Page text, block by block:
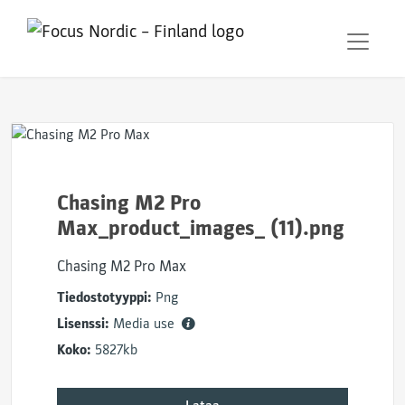
Chasing M2 Pro
Max_product_images_ (11).png
Chasing M2 Pro Max
Tiedostotyyppi: Png
Lisenssi: Media use
Koko: 5827kb